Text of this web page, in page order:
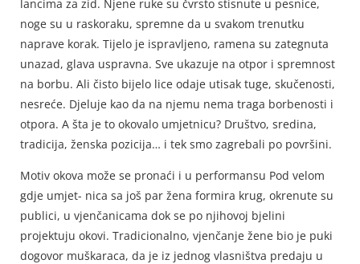
lancima za zid. Njene ruke su čvrsto stisnute u pesnice,
noge su u raskoraku, spremne da u svakom trenutku
naprave korak. Tijelo je ispravljeno, ramena su zategnuta
unazad, glava uspravna. Sve ukazuje na otpor i spremnost
na borbu. Ali čisto bijelo lice odaje utisak tuge, skučenosti,
nesreće. Djeluje kao da na njemu nema traga borbenosti i
otpora. A šta je to okovalo umjetnicu? Društvo, sredina,
tradicija, ženska pozicija… i tek smo zagrebali po površini.
Motiv okova može se pronaći i u performansu Pod velom
gdje umjet- nica sa još par žena formira krug, okrenute su
publici, u vjenčanicama dok se po njihovoj bjelini
projektuju okovi. Tradicionalno, vjenčanje žene bio je puki
dogovor muškaraca, da je iz jednog vlasništva predaju u